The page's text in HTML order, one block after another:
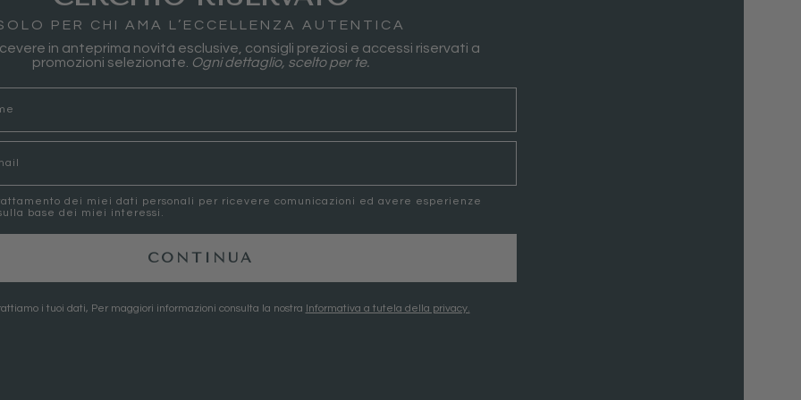
PER CHI AMA L’ECCELLENZA AUTENTICA
in anteprima novità esclusive, consigli preziosi e accessi riservati a
promozioni selezionate. Ogni dettaglio, scelto per te.
dei miei dati personali per ricevere comunicazioni ed avere esperienze
base dei miei interessi.
CONTINUA
i tuoi dati, Per maggiori informazioni consulta la nostra Informativa a tutela della privacy.